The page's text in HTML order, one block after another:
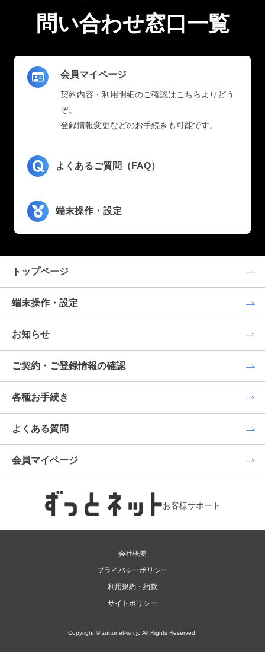
問い合わせ窓口一覧
会員マイページ
契約内容・利用明細のご確認はこちらよりどう
ぞ。
登録情報変更などのお手続きも可能です。
よくあるご質問（FAQ）
端末操作・設定
トップページ
端末操作・設定
お知らせ
ご契約・ご登録情報の確認
各種お手続き
よくある質問
会員マイページ
お客様サポート
会社概要
プライバシーポリシー
利用規約・約款
サイトポリシー
Copyright © zuttonet-wifi.jp All Rights Reserved.